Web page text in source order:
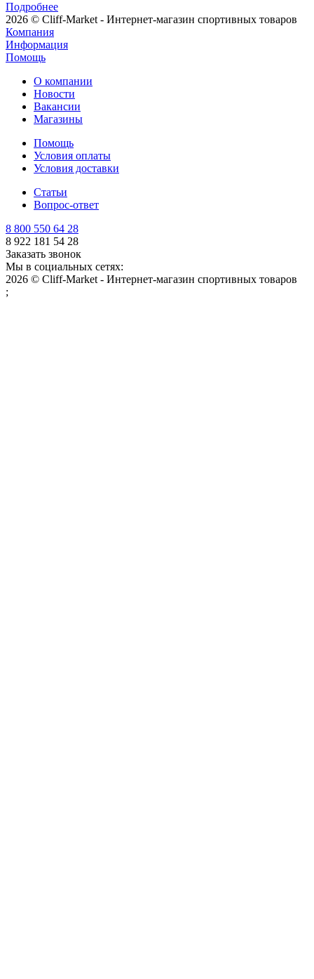
Подробнее
2026 © Cliff-Market - Интернет-магазин спортивных товаров
Компания
Информация
Помощь
О компании
Новости
Вакансии
Магазины
Помощь
Условия оплаты
Условия доставки
Статьи
Вопрос-ответ
8 800 550 64 28
8 922 181 54 28
Заказать звонок
Мы в социальных сетях:
2026 © Cliff-Market - Интернет-магазин спортивных товаров
;